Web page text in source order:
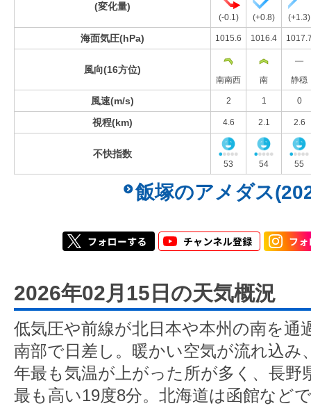
(変化量)
(-0.1) (+0.8) (+1.3)
海面気圧(hPa) 1015.6 1016.4
風向(16方位)
南南西 南 静穏
風速(m/s) 2 1 0
視程(km) 4.6 2.1 2.6
不快指数
53 54 55
飯塚のアメダス
2026年02月15日の天気概況
低気圧や前線が北日本や本州の南を通
南部で日差し。暖かい空気が流れ込み
年最も気温が上がった所が多く、長野
最も高い19度8分。北海道は函館など